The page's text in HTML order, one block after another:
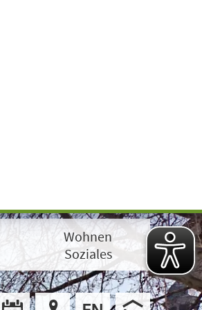
Wohnen
Soziales